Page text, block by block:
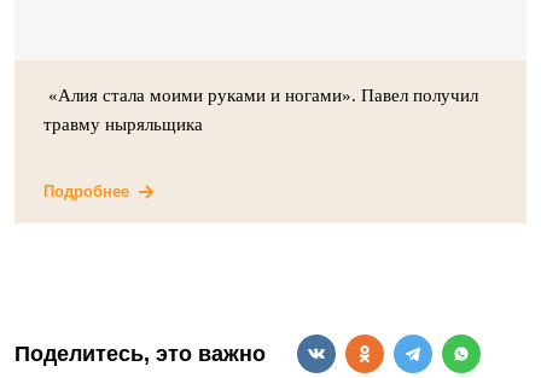
«Алия стала моими руками и ногами». Павел получил
травму ныряльщика
Подробнее
Поделитесь, это важно